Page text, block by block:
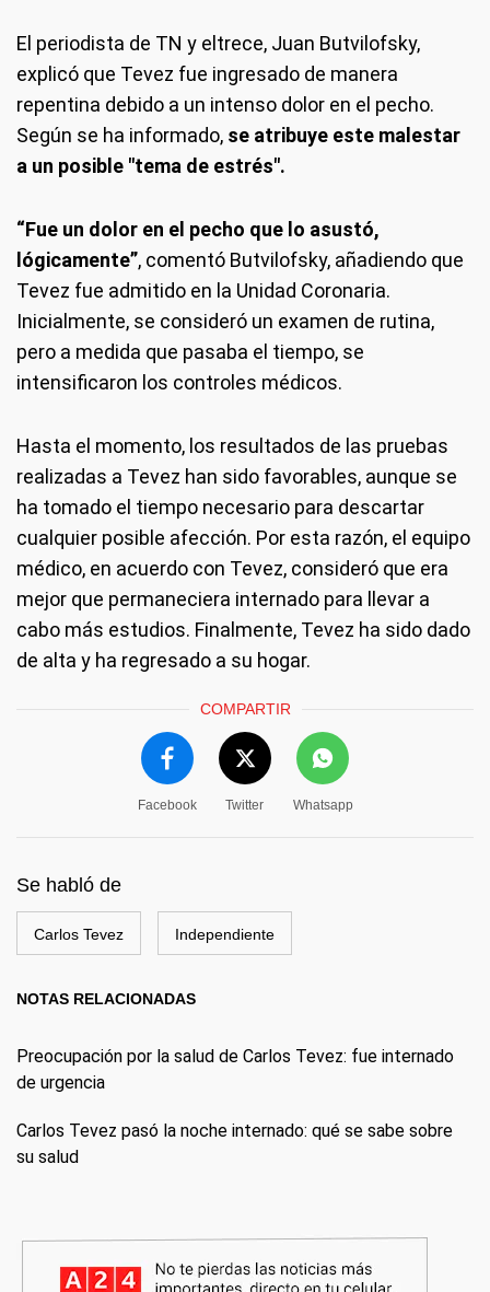
El periodista de TN y eltrece, Juan Butvilofsky,
explicó que Tevez fue ingresado de manera
repentina debido a un intenso dolor en el pecho.
Según se ha informado, se atribuye este malestar
a un posible "tema de estrés".
“Fue un dolor en el pecho que lo asustó,
lógicamente”, comentó Butvilofsky, añadiendo que
Tevez fue admitido en la Unidad Coronaria.
Inicialmente, se consideró un examen de rutina,
pero a medida que pasaba el tiempo, se
intensificaron los controles médicos.
Hasta el momento, los resultados de las pruebas
realizadas a Tevez han sido favorables, aunque se
ha tomado el tiempo necesario para descartar
cualquier posible afección. Por esta razón, el equipo
médico, en acuerdo con Tevez, consideró que era
mejor que permaneciera internado para llevar a
cabo más estudios. Finalmente, Tevez ha sido dado
de alta y ha regresado a su hogar.
COMPARTIR
Facebook Twitter Whatsapp
Se habló de
Carlos Tevez Independiente
NOTAS RELACIONADAS
Preocupación por la salud de Carlos Tevez: fue internado
de urgencia
Carlos Tevez pasó la noche internado: qué se sabe sobre
su salud